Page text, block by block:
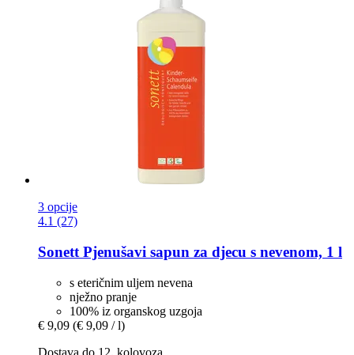
3 opcije
4.1 (27)
Sonett Pjenušavi sapun za djecu s nevenom, 1 l
s eteričnim uljem nevena
nježno pranje
100% iz organskog uzgoja
€ 9,09 (€ 9,09 / l)
Dostava do 12. kolovoza